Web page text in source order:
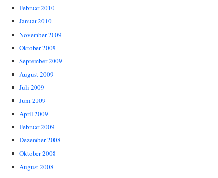
Februar 2010
Januar 2010
November 2009
Oktober 2009
September 2009
August 2009
Juli 2009
Juni 2009
April 2009
Februar 2009
Dezember 2008
Oktober 2008
August 2008